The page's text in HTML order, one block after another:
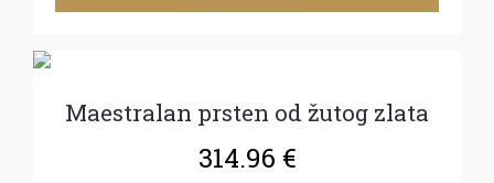
Maestralan prsten od žutog zlata
314.96 €